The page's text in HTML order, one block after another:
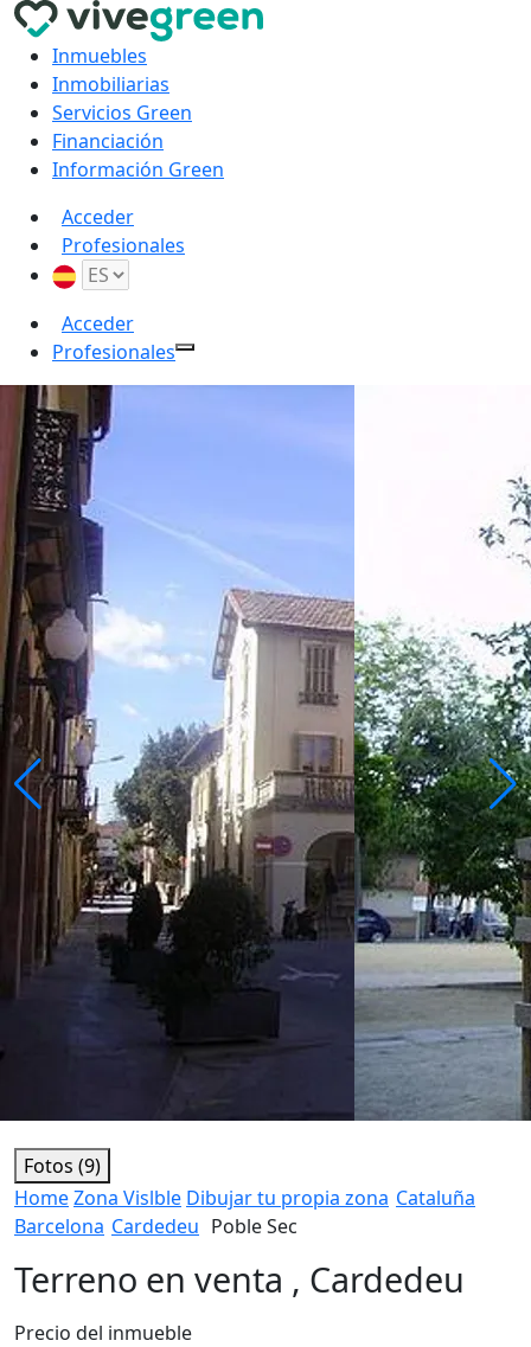
Inmuebles
Inmobiliarias
Servicios Green
Financiación
Información Green
Acceder
Profesionales
Acceder
Profesionales
Fotos (9)
HomeZona Vislble Dibujar tu propia zona Cataluña
Barcelona Cardedeu Poble Sec
Terreno en venta , Cardedeu
Precio del inmueble